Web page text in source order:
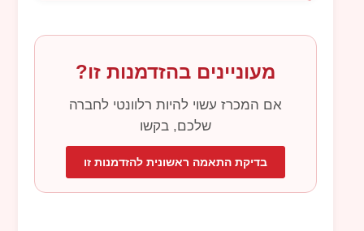
מעוניינים בהזדמנות זו?
אם המכרז עשוי להיות רלוונטי לחברה
שלכם, בקשו
בדיקת התאמה ראשונית להזדמנות זו